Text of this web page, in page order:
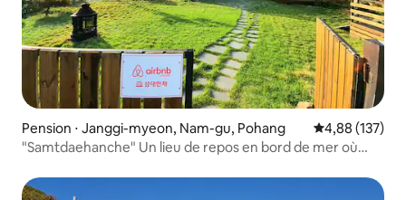
Pension ⋅ Janggi-myeon, Nam-gu, Pohang Évaluation
4,88 (137)
"Samtdaehanche" Un lieu de repos en bord de mer où
une maison privée